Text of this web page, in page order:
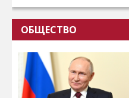
ОБЩЕСТВО